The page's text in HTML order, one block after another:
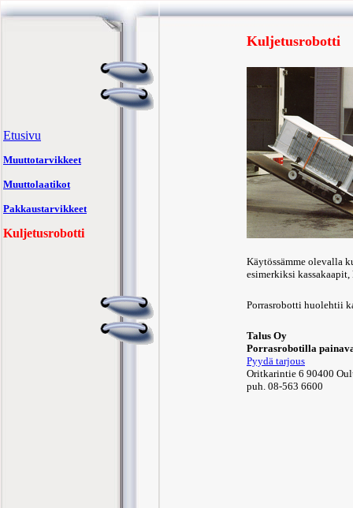
Etusivu
Muuttotarvikkeet
Muuttolaatikot
Pakkaustarvikkeet
Kuljetusrobotti
Kuljetusrobotti
Käytössämme olevalla
esimerkiksi
Porrasrobotti huolehtii
Talus Oy
Porrasrobotilla
Pyydä tarjous
Oritkarintie 6 90400
puh. 08-563 6600